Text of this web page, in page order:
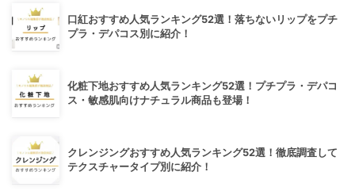
口紅おすすめ人気ランキング52選！落ちないリップをプチ
プラ・デパコス別に紹介！
化粧下地おすすめ人気ランキング52選！プチプラ・デパコ
ス・敏感肌向けナチュラル商品も登場！
クレンジングおすすめ人気ランキング52選！徹底調査して
テクスチャータイプ別に紹介！